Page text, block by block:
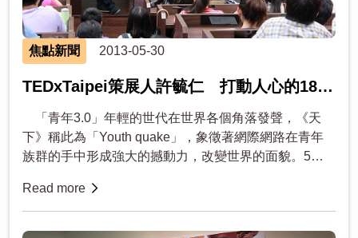
焦點新聞 2013-05-30
TEDxTaipei策展人許毓仁 打動人心的18分
「青年3.0」年輕的世代在世界各個角落發聲，《天
下》稱此為「Youth quake」，象徵著網際網路在青年
族群的手中形成強大的撼動力，改變世界的面貌。5月
毓仁來...
Read more